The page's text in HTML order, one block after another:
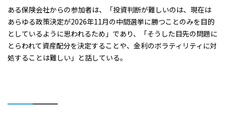
ある保険会社からの参加者は、「投資判断が難しいのは、現在は
あらゆる政策決定が2026年11月の中間選挙に勝つことのみを目的
としているように思われるため」であり、「そうした目先の問題に
とらわれて資産配分を決定することや、金利のボラティリティに対
処することは難しい」と話している。